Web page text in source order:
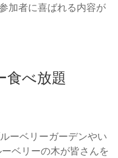
加者に喜ばれる内容が
食べ放題
ーベリーガーデンやい
ベリーの木が皆さんを